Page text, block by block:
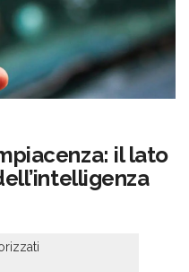
il lato